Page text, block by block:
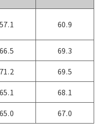
57.1 60.9
66.5
69.3
71.2
69.5
65.1
68.1
65.0 67.0